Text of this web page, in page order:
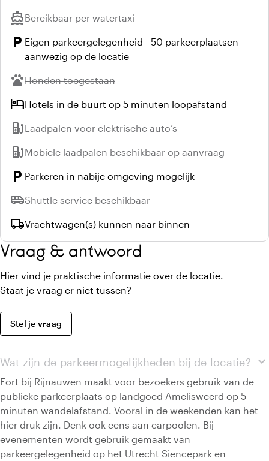
directions_boatNiet beschikbaar:
Bereikbaar per watertaxi
local_parking Eigen parkeergelegenheid - 50 parkeerplaatsen
aanwezig op de locatie
petsNiet beschikbaar:
Honden toegestaan
hotelHotels in de buurt op 5 minuten loopafstand
ev_stationNiet beschikbaar:
Laadpalen voor elektrische auto’s
ev_stationNiet beschikbaar:
Mobiele laadpalen beschikbaar op aanvraag
local_parking Parkeren in nabije omgeving mogelijk
airport_shuttleNiet beschikbaar:
Shuttle service beschikbaar
local_shippingVrachtwagen(s) kunnen naar binnen
Vraag & antwoord
Hier vind je praktische informatie over de locatie.
Staat je vraag er niet tussen?
Stel je vraag
expand_more
Wat zijn de parkeermogelijkheden bij de locatie?
Fort bij Rijnauwen maakt voor bezoekers gebruik van de
publieke parkeerplaats op landgoed Amelisweerd op 5
minuten wandelafstand. Vooral in de weekenden kan het
hier druk zijn. Denk ook eens aan carpoolen. Bij
evenementen wordt gebruik gemaakt van
parkeergelegenheid op het Utrecht Siencepark en